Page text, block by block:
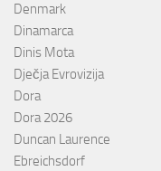
Denmark
Dinamarca
Dinis Mota
Dječja Evrovizija
Dora
Dora 2026
Duncan Laurence
Ebreichsdorf